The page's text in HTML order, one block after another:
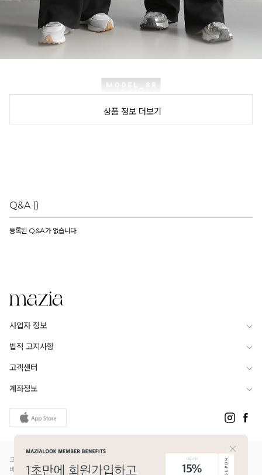
상품 정보 더보기
Q&A ()
등록된 Q&A가 없습니다.
사업자 정보
법적 고지사항
고객센터
계좌정보
고객님은 안전거래를 위해 현금 등으로 결제 시 저희 쇼핑몰에서 가입한 PG사의 구매안전서
비스를 이용하실 수 있습니다.